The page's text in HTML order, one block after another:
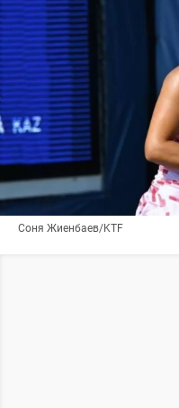
Соня Жиенбаев/KTF